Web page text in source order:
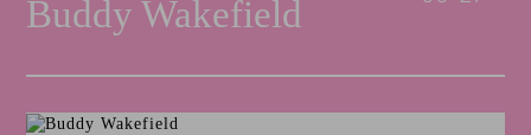
Buddy Wakefield